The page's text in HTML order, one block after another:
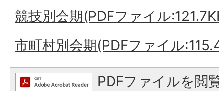
競技別会期(PDFファイル
市町村別会期(PDFファイル
PDFファイルを閲